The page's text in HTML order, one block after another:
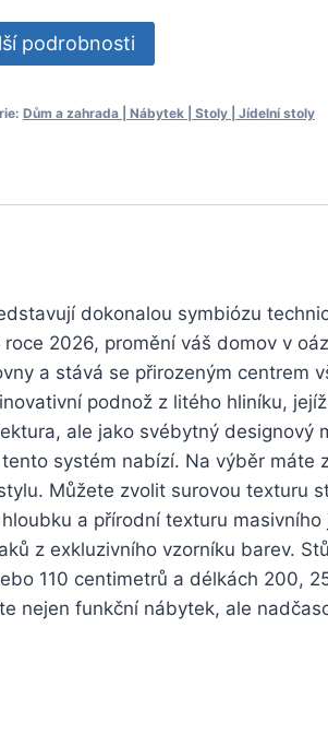
podrobnosti
Dům a zahrada | Nábytek | Stoly | Jídelní stoly
dokonalou symbiózu
2026, promění váš domov v
a stává se přirozeným centrem
podnož z litého hliníku,
ale jako svébytný designový
systém nabízí. Na výběr máte
Můžete zvolit surovou texturu
a přírodní texturu
z exkluzivního vzorníku barev.
110 centimetrů a délkách 200,
nejen funkční nábytek, ale